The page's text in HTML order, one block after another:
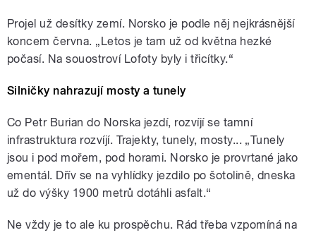
Projel už desítky zemí. Norsko je podle něj nejkrásnější
koncem června. „Letos je tam už od května hezké
počasí. Na souostroví Lofoty byly i třicítky.“
Silničky nahrazují mosty a tunely
Co Petr Burian do Norska jezdí, rozvíjí se tamní
infrastruktura rozvíjí. Trajekty, tunely, mosty... „Tunely
jsou i pod mořem, pod horami. Norsko je provrtané jako
ementál. Dřív se na vyhlídky jezdilo po šotolině, dneska
už do výšky 1900 metrů dotáhli asfalt.“
Ne vždy je to ale ku prospěchu. Rád třeba vzpomíná na